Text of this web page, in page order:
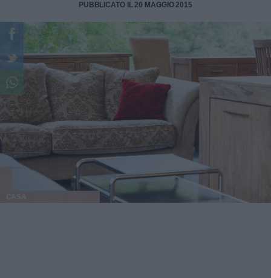
PUBBLICATO IL 20 MAGGIO 2015